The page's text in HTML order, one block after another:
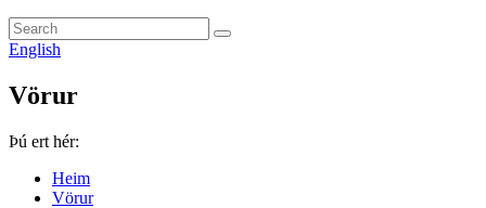
English
Vörur
Þú ert hér:
Heim
Vörur